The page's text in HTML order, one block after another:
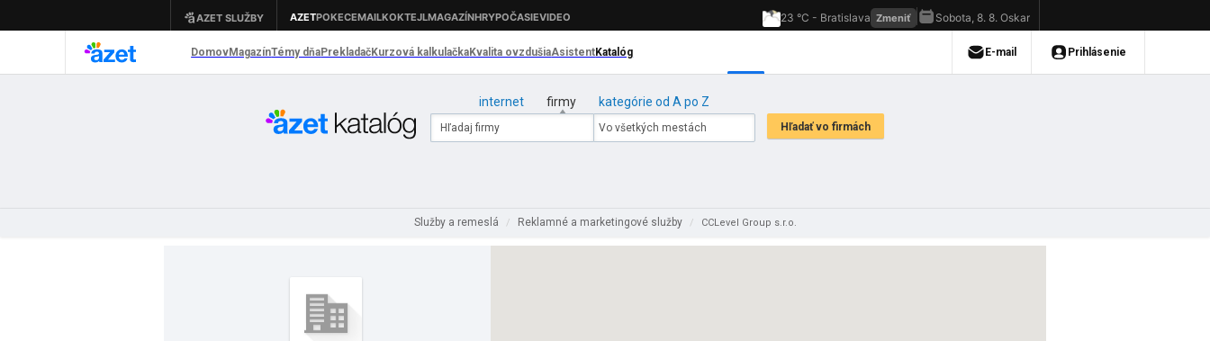
internet firmy kategórie od A po Z
Služby a remeslá / Reklamné a marketingové služby / CCLevel Group s.r.o.